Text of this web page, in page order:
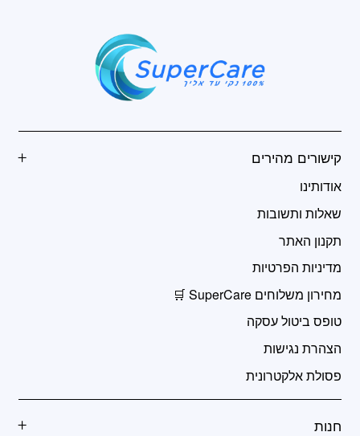
המוצר
קישורים מהירים
אודותינו
שאלות ותשובות
תקנון האתר
מדיניות הפרטיות
מחירון משלוחים SuperCare 🛒
טופס ביטול עסקה
הצהרת נגישות
פסולת אלקטרונית
חנות